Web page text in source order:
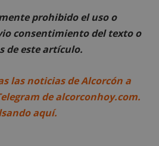
prohibido el uso o
consentimiento del texto o
de este artículo.
las noticias de Alcorcón a
de alcorconhoy.com.
aquí.
necesarias
de rendimiento
de preferencias
necesarias permiten la
del sitio web, como el